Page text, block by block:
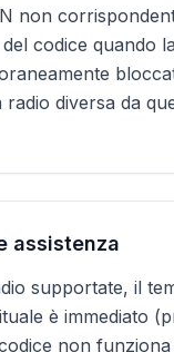
non
codice quando
diversa da
assistenza
supportate, il
è immediato
non funziona